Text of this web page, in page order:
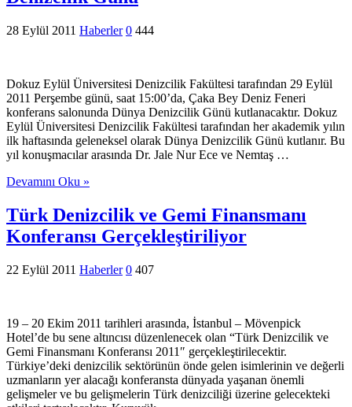
28 Eylül 2011 Haberler 0 444
Dokuz Eylül Üniversitesi Denizcilik Fakültesi tarafından 29 Eylül
2011 Perşembe günü, saat 15:00’da, Çaka Bey Deniz Feneri
konferans salonunda Dünya Denizcilik Günü kutlanacaktır. Dokuz
Eylül Üniversitesi Denizcilik Fakültesi tarafından her akademik yılın
ilk haftasında geleneksel olarak Dünya Denizcilik Günü kutlanır. Bu
yıl konuşmacılar arasında Dr. Jale Nur Ece ve Nemtaş …
Devamını Oku »
Türk Denizcilik ve Gemi Finansmanı
Konferansı Gerçekleştiriliyor
22 Eylül 2011 Haberler 0 407
19 – 20 Ekim 2011 tarihleri arasında, İstanbul – Mövenpick
Hotel’de bu sene altıncısı düzenlenecek olan “Türk Denizcilik ve
Gemi Finansmanı Konferansı 2011″ gerçekleştirilecektir.
Türkiye’deki denizcilik sektörünün önde gelen isimlerinin ve değerli
uzmanların yer alacağı konferansta dünyada yaşanan önemli
gelişmeler ve bu gelişmelerin Türk denizciliği üzerine gelecekteki